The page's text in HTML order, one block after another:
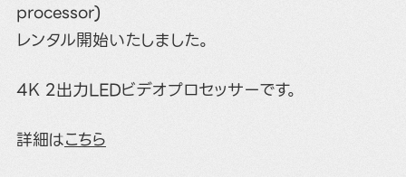
processor)
レンタル開始いたしました。
4K 2出力LEDビデオプロセッサーです。
詳細はこちら